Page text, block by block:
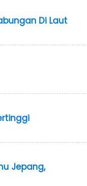
Di Laut
Jepang,